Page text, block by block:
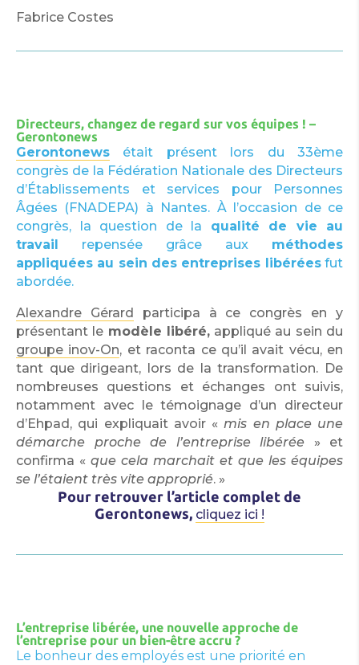
Fabrice Costes
Directeurs, changez de regard sur vos équipes ! –
Gerontonews
Gerontonews était présent lors du 33ème
congrès de la Fédération Nationale des Directeurs
d’Établissements et services pour Personnes
Âgées (FNADEPA) à Nantes. À l’occasion de ce
congrès, la question de la qualité de vie au
travail
repensée grâce aux méthodes
appliquées au sein des entreprises libéréesfut
abordée.
Alexandre Gérard
participa à ce congrès en y
présentant le modèle libéré,appliqué au sein du
groupe inov-On, et raconta ce qu’il avait vécu, en
tant que dirigeant, lors de la transformation. De
nombreuses questions et échanges ont suivis,
notamment avec le témoignage d’un directeur
d’Ehpad, qui expliquait avoir «mis en place une
démarche proche de l’entreprise libérée » et
confirma « que cela marchait et que les équipes
se l’étaient très vite approprié. »
Pour retrouver l’article complet de
Gerontonews, cliquez ici !
L’entreprise libérée, une nouvelle approche de
l’entreprise pour un bien-être accru ?
Le bonheur des employés est une priorité en